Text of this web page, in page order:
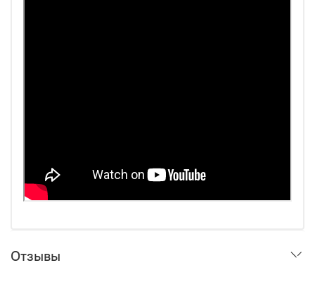
Отзывы